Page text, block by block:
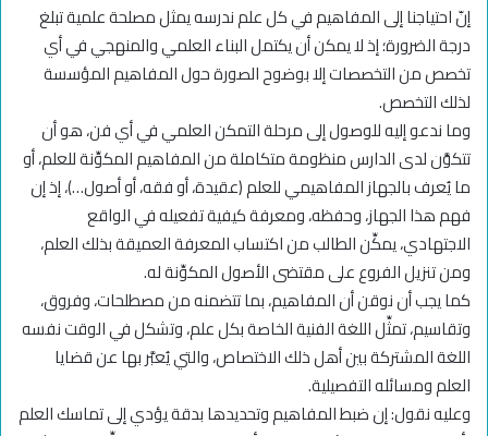
إنّ احتياجنا إلى المفاهيم في كل علم ندرسه يمثل مصلحة علمية تبلغ
درجة الضرورة؛ إذ لا يمكن أن يكتمل البناء العلمي والمنهجي في أي
تخصص من التخصصات إلا بوضوح الصورة حول المفاهيم المؤسسة
لذلك التخصص.
وما ندعو إليه للوصول إلى مرحلة التمكن العلمي في أي فن، هو أن
تتكوَّن لدى الدارس منظومة متكاملة من المفاهيم المكوِّنة للعلم، أو
ما يُعرف بالجهاز المفاهيمي للعلم (عقيدة، أو فقه، أو أصول…)، إذ إن
فهم هذا الجهاز، وحفظه، ومعرفة كيفية تفعيله في الواقع
الاجتهادي، يمكِّن الطالب من اكتساب المعرفة العميقة بذلك العلم،
ومن تنزيل الفروع على مقتضى الأصول المكوِّنة له.
كما يجب أن نوقن أن المفاهيم، بما تتضمنه من مصطلحات، وفروق،
وتقاسيم، تمثِّل اللغة الفنية الخاصة بكل علم، وتشكل في الوقت نفسه
اللغة المشتركة بين أهل ذلك الاختصاص، والتي يُعبَّر بها عن قضايا
العلم ومسائله التفصيلية.
وعليه نقول: إن ضبط المفاهيم وتحديدها بدقة يؤدي إلى تماسك العلم